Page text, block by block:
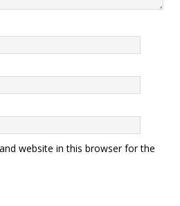
website in this browser for the